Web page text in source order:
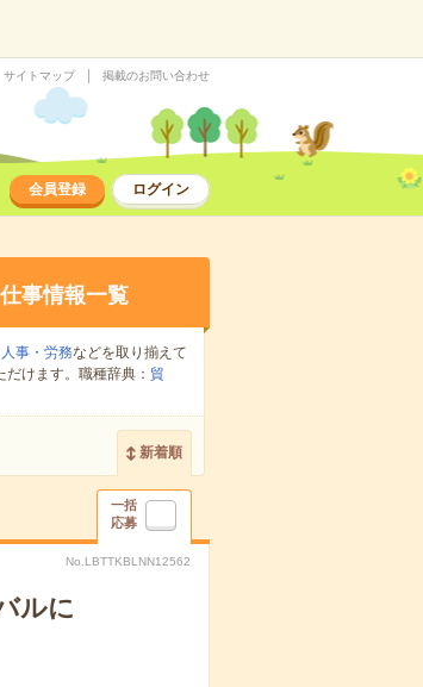
サイトマップ 掲載のお問い合わせ
会員登録 ログイン
事情報一覧
事・労務などを取り揃えて
けます。職種辞典： 貿
新着順
一括
応募
No.LBTTKBLNN12562
ルに